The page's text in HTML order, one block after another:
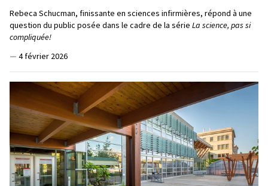
Rebeca Schucman, finissante en sciences infirmières, répond à une
question du public posée dans le cadre de la série La science, pas si
compliquée!
— 4 février 2026